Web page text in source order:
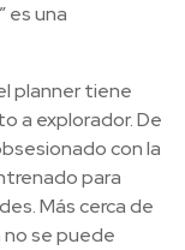
es una
planner tiene
a explorador. De
con la
para
Más cerca de
no se puede